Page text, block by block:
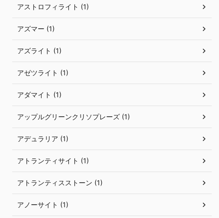
アストロフィライト (1)
アズマー (1)
アズライト (1)
アゼツライト (1)
アダマイト (1)
アップルグリーンクリソプレーズ (1)
アデュラリア (1)
アトランティサイト (1)
アトランティスストーン (1)
アノーサイト (1)